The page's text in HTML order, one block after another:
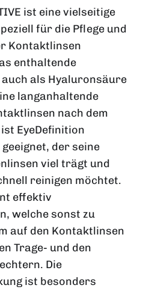
ist eine vielseitige
für die Pflege und
Kontaktlinsen
enthaltende
als Hyaluronsäure
langanhaltende
nach dem
EyeDefinition
geeignet, der seine
viel trägt und
reinigen möchtet.
effektiv
welche sonst zu
auf den Kontaktlinsen
Trage- und den
Die
ist besonders